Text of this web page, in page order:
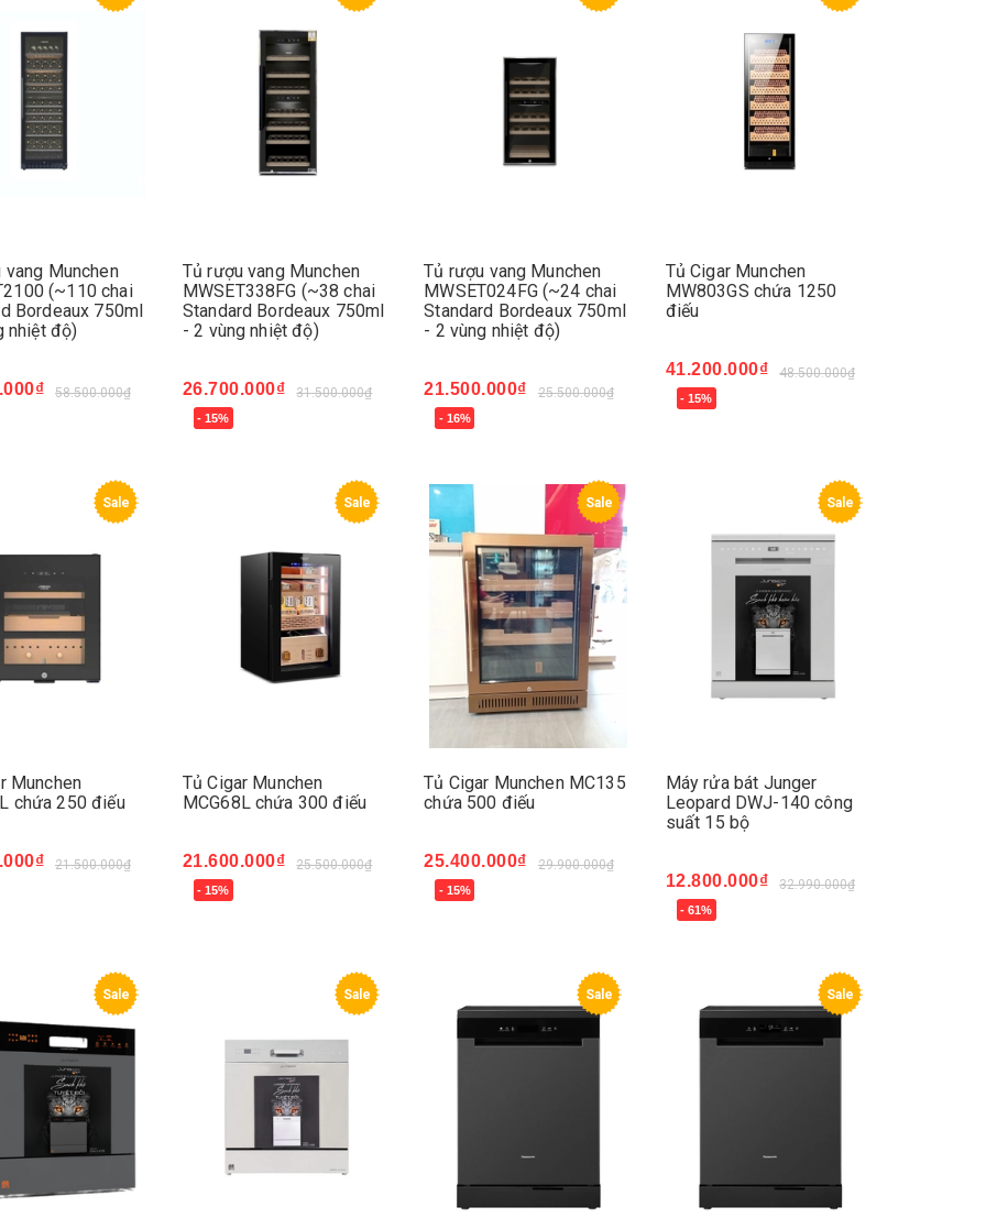
vang Munchen
(~110 chai
Bordeaux 750ml
nhiệt độ)
58.500.000₫
Tủ rượu vang Munchen
MWSET338FG (~38 chai
Standard Bordeaux 750ml
- 2 vùng nhiệt độ)
26.700.000₫ 31.500.000₫
- 15%
Mua ngay
Tủ rượu vang Munchen
MWSET024FG (~24 chai
Standard Bordeaux 750ml
- 2 vùng nhiệt độ)
21.500.000₫ 25.500.000₫
- 16%
Mua ngay
Tủ Cigar Munchen
MW803GS chứa 1250
điếu
41.200.000₫ 48.500.000₫
- 15%
Mua ngay
Sale
Munchen
chứa 250 điếu
21.500.000₫
Sale
Tủ Cigar Munchen
MCG68L chứa 300 điếu
21.600.000₫ 25.500.000₫
- 15%
Mua ngay
Sale
Tủ Cigar Munchen MC135
chứa 500 điếu
25.400.000₫ 29.900.000₫
- 15%
Mua ngay
Sale
Máy rửa bát Junger
Leopard DWJ-140 công
suất 15 bộ
12.800.000₫ 32.990.000₫
- 61%
Mua ngay
Sale Sale Sale Sale